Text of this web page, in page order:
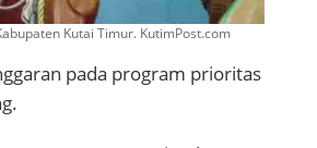
Kutai Timur. KutimPost.com
pada program prioritas